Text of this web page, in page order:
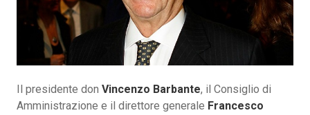
Il presidente don Vincenzo Barbante, il Consiglio di
Amministrazione e il direttore generale Francesco